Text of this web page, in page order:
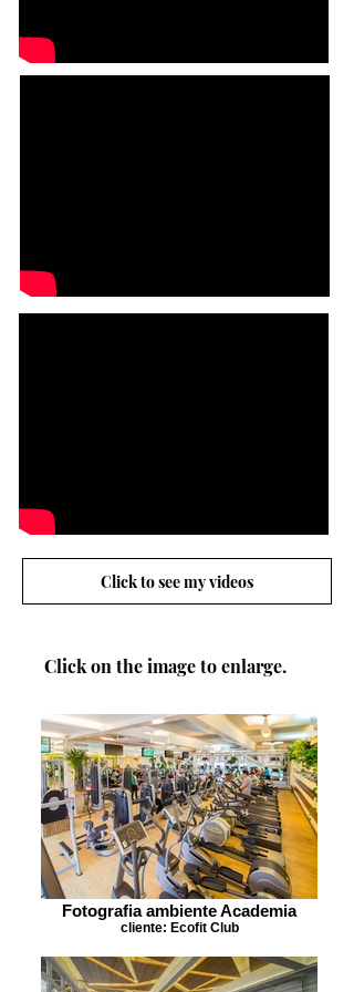
Click to see my videos
Click on the image to enlarge.
Fotografia ambiente Academia
cliente: Ecofit Club